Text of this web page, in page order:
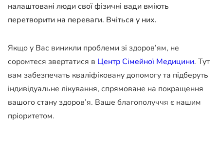
налаштовані люди свої фізичні вади вміють
перетворити на переваги. Вчіться у них.
Якщо у Вас виникли проблеми зі здоров’ям, не
соромтеся звертатися в Центр Сімейної Медицини. Тут
вам забезпечать кваліфіковану допомогу та підберуть
індивідуальне лікування, спрямоване на покращення
вашого стану здоров’я. Ваше благополуччя є нашим
пріоритетом.